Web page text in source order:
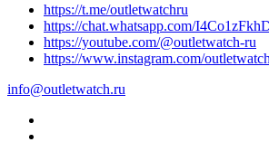
https://t.me/outletwatchru
https://chat.whatsapp.com/
https://youtube.com/@outletwatch-ru
https://www.instagram.com/
info@outletwatch.ru